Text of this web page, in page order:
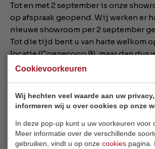
Cookievoorkeuren
Wij hechten veel waarde aan uw
informeren wij u over cookies op onze
In deze pop-up kunt u uw voorkeuren voor
Meer informatie over de verschillende
gebruiken, vindt u op onze cookies pagina.
Tot en met 2 september is onze
op afspraak geopend. Wij werken er
nieuwe showroom per 2 september
Tot die tijd bent u van harte welkom
locatie (Coenecoop 9), maar dan dus
Vanaf 2 september kan iedereen
Openingstijden kantoor
Ons kantoor is alleen op vrijdag 9